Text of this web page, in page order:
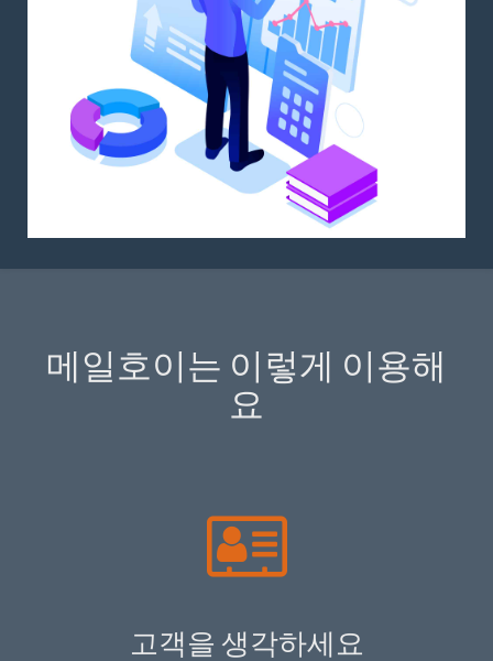
메일호이는 이렇게 이용해
요
고객을 생각하세요